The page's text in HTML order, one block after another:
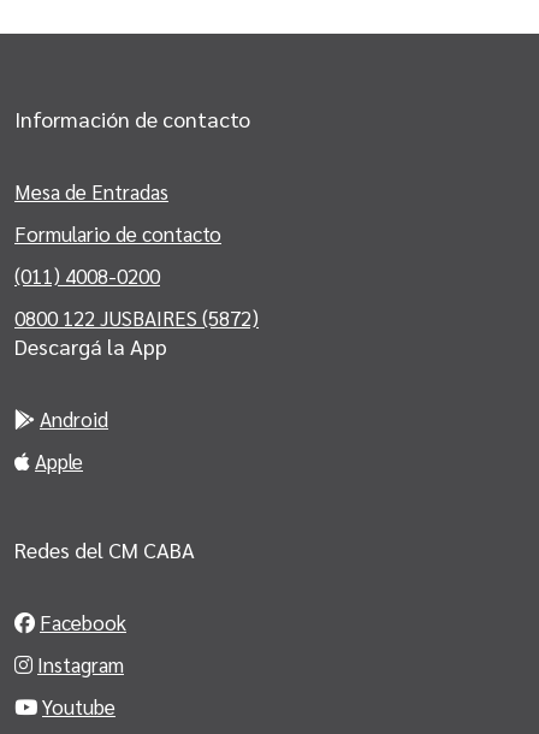
Información de contacto
Mesa de Entradas
Formulario de contacto
(011) 4008-0200
0800 122 JUSBAIRES (5872)
Descargá la App
Android
Apple
Redes del CM CABA
Facebook
Instagram
Youtube